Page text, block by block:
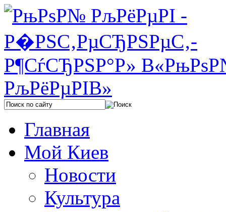
Главная
Мой Киев
Новости
Культура